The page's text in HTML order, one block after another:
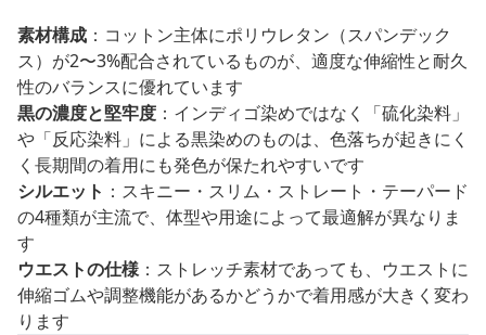
素材構成 ：コットン主体にポリウレタン（スパンデック
ス）が2〜3%配合されているものが、適度な伸縮性と耐久
性のバランスに優れています
黒の濃度と堅牢度 ：インディゴ染めではなく「硫化染料」
や「反応染料」による黒染めのものは、色落ちが起きにく
く長期間の着用にも発色が保たれやすいです
シルエット ：スキニー・スリム・ストレート・テーパード
の4種類が主流で、体型や用途によって最適解が異なりま
す
ウエストの仕様：ストレッチ素材であっても、ウエストに
伸縮ゴムや調整機能があるかどうかで着用感が大きく変わ
ります